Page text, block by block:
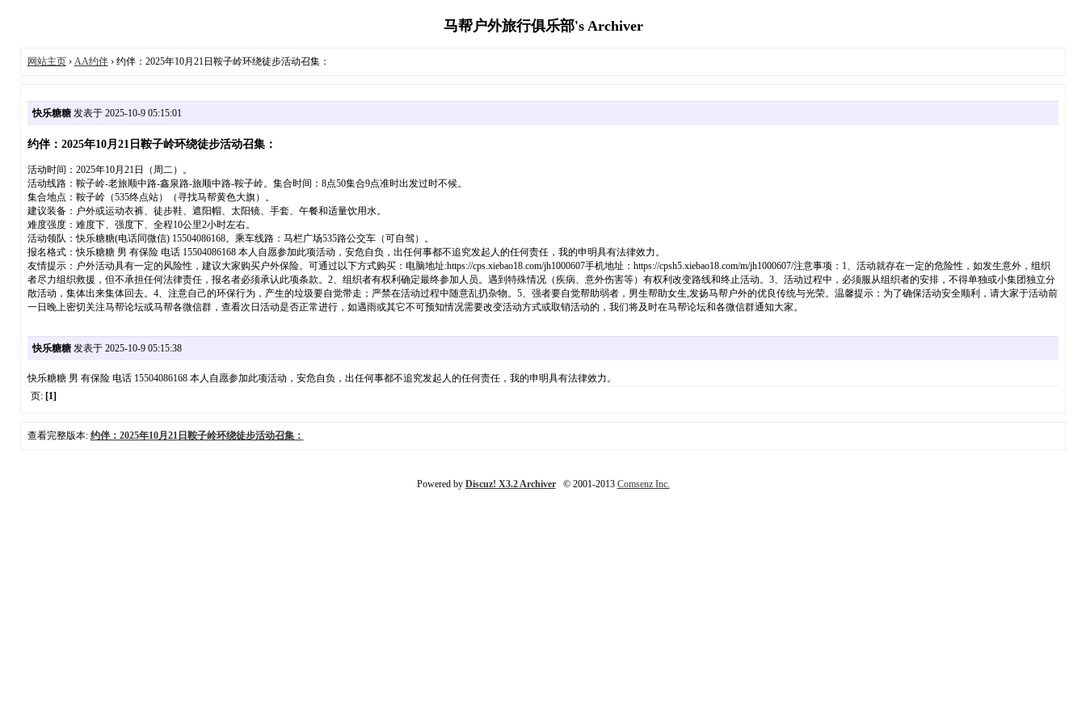
马帮户外旅行俱乐部's Archiver
网站主页› AA约伴› 约伴：2025年10月21日鞍子岭环绕徒步活动召集：
快乐糖糖发表于 2025-10-9 05:15:01
约伴：2025年10月21日鞍子岭环绕徒步活动召集：
活动时间：2025年10月21日（周二）。
活动线路：鞍子岭-老旅顺中路-鑫泉路-旅顺中路-鞍子岭。集合时间：8点50集合9点准时出发过时不候。
集合地点：鞍子岭（535终点站）（寻找马帮黄色大旗）。
建议装备：户外或运动衣裤、徒步鞋、遮阳帽、太阳镜、手套、午餐和适量饮用水。
难度强度：难度下、强度下、全程10公里2小时左右。
活动领队：快乐糖糖(电话同微信) 15504086168。乘车线路：马栏广场535路公交车（可自驾）。
报名格式：快乐糖糖 男 有保险 电话 15504086168 本人自愿参加此项活动，安危自负，出任何事都不追究发起人的任何责任，我的申明具有法律效力。
友情提示：户外活动具有一定的风险性，建议大家购买户外保险。可通过以下方式购买：电脑地址:https://cps.xiebao18.com/jh1000607手机地址：https://cpsh5.xiebao18.com/m/jh1000607/注意事项：1、活动就存在一定的危险性，如发生意外，组织
者尽力组织救援，但不承担任何法律责任，报名者必须承认此项条款。2、组织者有权利确定最终参加人员。遇到特殊情况（疾病、意外伤害等）有权利改变路线和终止活动。3、活动过程中，必须服从组织者的安排，不得单独或小集团独立分
散活动，集体出来集体回去。4、注意自己的环保行为，产生的垃圾要自觉带走；严禁在活动过程中随意乱扔杂物。5、强者要自觉帮助弱者，男生帮助女生,发扬马帮户外的优良传统与光荣。温馨提示：为了确保活动安全顺利，请大家于活动前
一日晚上密切关注马帮论坛或马帮各微信群，查看次日活动是否正常进行，如遇雨或其它不可预知情况需要改变活动方式或取销活动的，我们将及时在马帮论坛和各微信群通知大家。
快乐糖糖发表于 2025-10-9 05:15:38
快乐糖糖 男 有保险 电话 15504086168 本人自愿参加此项活动，安危自负，出任何事都不追究发起人的任何责任，我的申明具有法律效力。
页: [1]
查看完整版本: 约伴：2025年10月21日鞍子岭环绕徒步活动召集：
Powered by Discuz! X3.2 Archiver© 2001-2013 Comsenz Inc.